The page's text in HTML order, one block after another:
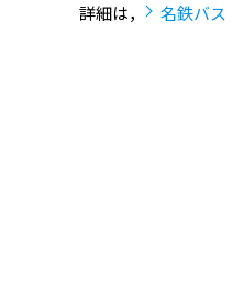
詳細は，
名鉄バス